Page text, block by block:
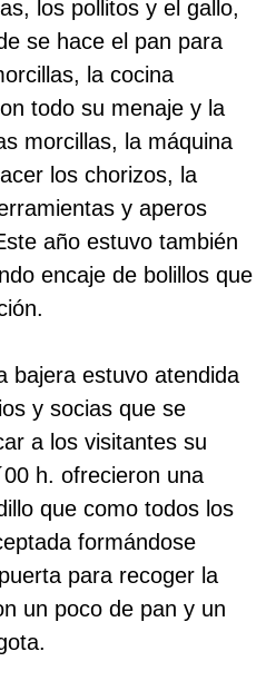
los pollitos y el gallo,
se hace el pan para
la cocina
todo su menaje y la
morcillas, la máquina
los chorizos, la
y aperos
año estuvo también
encaje de bolillos que
bajera estuvo atendida
y socias que se
a los visitantes su
h. ofrecieron una
que como todos los
formándose
para recoger la
un poco de pan y un